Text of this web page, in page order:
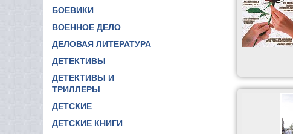
БОЕВИКИ
ВОЕННОЕ ДЕЛО
ДЕЛОВАЯ ЛИТЕРАТУРА
ДЕТЕКТИВЫ
ДЕТЕКТИВЫ И
ТРИЛЛЕРЫ
ДЕТСКИЕ
ДЕТСКИЕ КНИГИ